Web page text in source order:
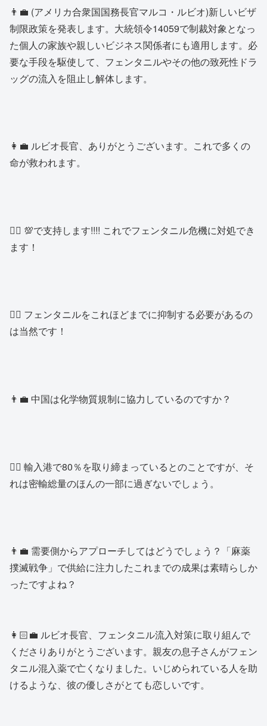
👨‍💼 (アメリカ合衆国国務長官マルコ・ルビオ)新しいビザ
制限政策を発表します。大統領令14059で制裁対象となっ
た個人の家族や親しいビジネス関係者にも適用します。必
要な手段を駆使して、フェンタニルやその他の致死性ドラ
ッグの流入を阻止し解体します。
👩‍💼 ルビオ長官、ありがとうございます。これで多くの
命が救われます。
👱‍♂️ 💯で支持します!!!! これでフェンタニル危機に対処でき
ます！
👱‍♀️ フェンタニルをこれほどまでに抑制する必要があるの
は当然です！
👨‍💼 中国は化学物質規制に協力しているのですか？
👱‍♂️ 輸入港で80％を取り締まっているとのことですが、そ
れは密輸総量のほんの一部に過ぎないでしょう。
👨‍💼 需要側からアプローチしてはどうでしょう？「麻薬
撲滅戦争」で供給に注力したこれまでの成果は素晴らしか
ったですよね？
👩🏻‍💼 ルビオ長官、フェンタニル流入対策に取り組んで
くださりありがとうございます。親友の息子さんがフェン
タニル混入薬で亡くなりました。いじめられている人を助
けるような、彼の優しさがとても恋しいです。